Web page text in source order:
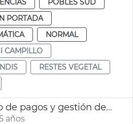
PORTADA
NORMAL
CAMPILLO
RESTES VEGETAL
Pleno. Protocolo de pagos y gestión de proveedores
años